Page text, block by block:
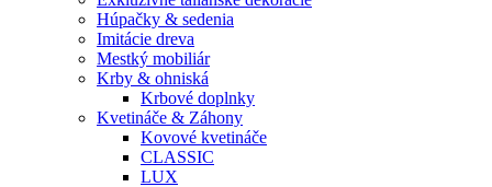
Húpačky & sedenia
Imitácie dreva
Mestký mobiliár
Krby & ohniská
Krbové doplnky
Kvetináče & Záhony
Kovové kvetináče
CLASSIC
LUX